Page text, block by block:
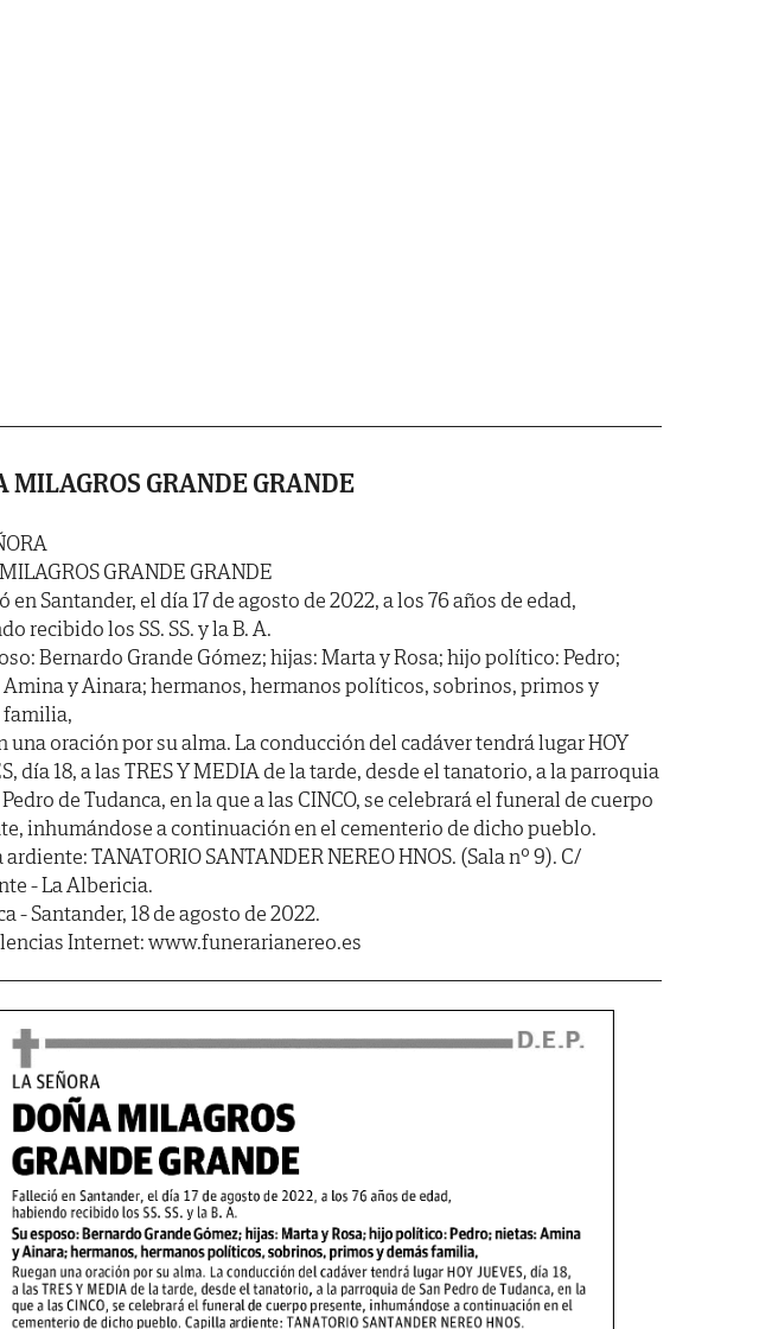
MILAGROS GRANDE GRANDE
GRANDE GRANDE
en Santander, el día 17 de agosto de 2022, a los 76 años de edad,
recibido los SS. SS. y la B. A.
Bernardo Grande Gómez; hijas: Marta y Rosa; hijo político: Pedro;
y Ainara; hermanos, hermanos políticos, sobrinos, primos y
familia,
una oración por su alma. La conducción del cadáver tendrá lugar HOY
día 18, a las TRES Y MEDIA de la tarde, desde el tanatorio, a la parroquia
Pedro de Tudanca, en la que a las CINCO, se celebrará el funeral de cuerpo
inhumándose a continuación en el cementerio de dicho pueblo.
TANATORIO SANTANDER NEREO HNOS. (Sala nº 9). C/
- La Albericia.
- Santander, 18 de agosto de 2022.
Internet: www.funerarianereo.es